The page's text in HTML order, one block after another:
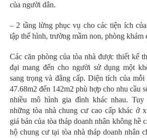
của người dân.
– 2 tầng lửng phục vụ cho các tiện ích
tập thể hình, trường mầm non, phòng
Các căn phòng của tòa nhà được thiết kế
đại mang đến cho người sử dụng một
sang trọng và đẳng cấp. Diện tích của
47.68m2 đến 142m2 phù hợp cho nhu cầu
nhiều mô hình gia đình khác nhau.
những tòa nhà chung cư cao cấp khác ở
giá bán của tòa tháp doanh nhân không hề
hộ chung cư tại tòa nhà tháp doanh nhân